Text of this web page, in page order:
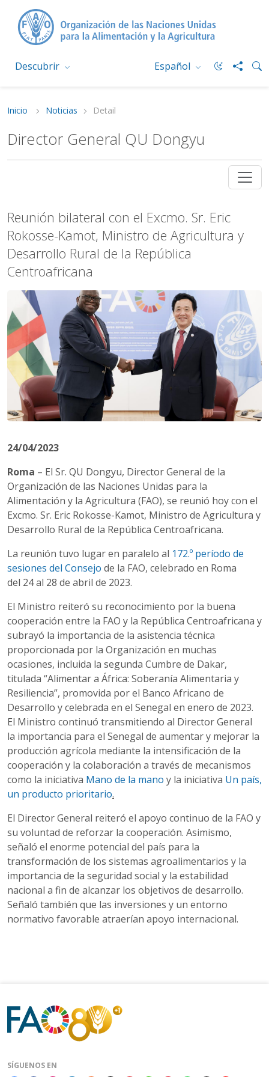
Descubrir Español
Inicio Noticias Detail
Director General QU Dongyu
Reunión bilateral con el Excmo. Sr. Eric
Rokosse-Kamot, Ministro de Agricultura y
Desarrollo Rural de la República
Centroafricana
24/04/2023
Roma – El Sr. QU Dongyu, Director General de la
Organización de las Naciones Unidas para la
Alimentación y la Agricultura (FAO), se reunió hoy con el
Excmo. Sr. Eric Rokosse-Kamot, Ministro de Agricultura y
Desarrollo Rural de la República Centroafricana.
La reunión tuvo lugar en paralelo al 172.º período de
sesiones del Consejo de la FAO, celebrado en Roma
del 24 al 28 de abril de 2023.
El Ministro reiteró su reconocimiento por la buena
cooperación entre la FAO y la República Centroafricana y
subrayó la importancia de la asistencia técnica
proporcionada por la Organización en muchas
ocasiones, incluida la segunda Cumbre de Dakar,
titulada “Alimentar a África: Soberanía Alimentaria y
Resiliencia”, promovida por el Banco Africano de
Desarrollo y celebrada en el Senegal en enero de 2023.
El Ministro continuó transmitiendo al Director General
la importancia para el Senegal de aumentar y mejorar la
producción agrícola mediante la intensificación de la
cooperación y la colaboración a través de mecanismos
como la iniciativa Mano de la mano y la iniciativa Un país,
un producto prioritario.
El Director General reiteró el apoyo continuo de la FAO y
su voluntad de reforzar la cooperación. Asimismo,
señaló el enorme potencial del país para la
transformación de los sistemas agroalimentarios y la
importancia de la seguridad social y la estabilidad
nacional a fin de alcanzar los objetivos de desarrollo.
Señaló también que las inversiones y un entorno
normativo favorable atraerían apoyo internacional.
SÍGUENOS EN